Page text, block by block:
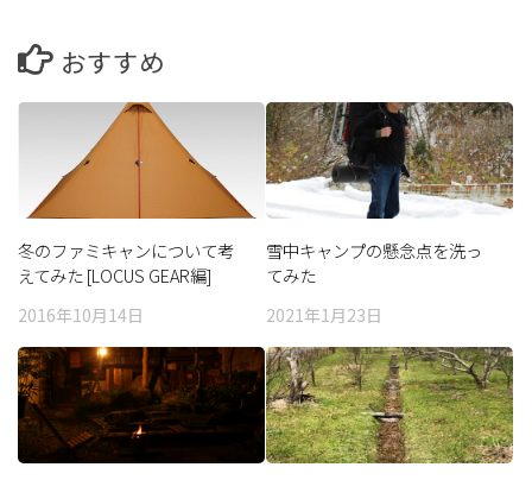
おすすめ
冬のファミキャンについて考
えてみた [LOCUS GEAR編]
2016年10月14日
雪中キャンプの懸念点を洗っ
てみた
2021年1月23日